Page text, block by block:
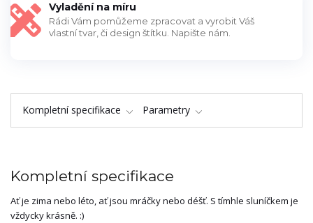
Vyladění na míru
Rádi Vám pomůžeme zpracovat a vyrobit Váš
vlastní tvar, či design štítku. Napište nám.
Kompletní specifikace Parametry
Kompletní specifikace
Ať je zima nebo léto, ať jsou mráčky nebo déšť. S tímhle sluníčkem je
vždycky krásně. :)